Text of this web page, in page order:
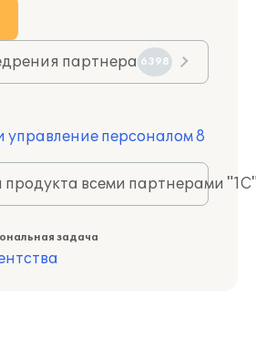
партнера 6398
управление персоналом 8
продукта всеми партнерами
задача